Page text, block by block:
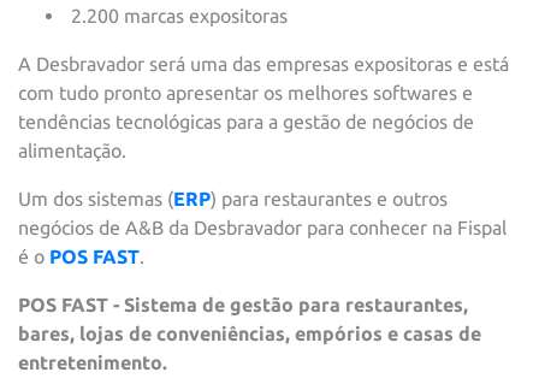
2.200 marcas expositoras
A Desbravador será uma das empresas expositoras e está
com tudo pronto apresentar os melhores softwares e
tendências tecnológicas para a gestão de negócios de
alimentação.
Um dos sistemas (ERP) para restaurantes e outros
negócios de A&B da Desbravador para conhecer na Fispal
é o POS FAST.
POS FAST - Sistema de gestão para restaurantes,
bares, lojas de conveniências, empórios e casas de
entretenimento.